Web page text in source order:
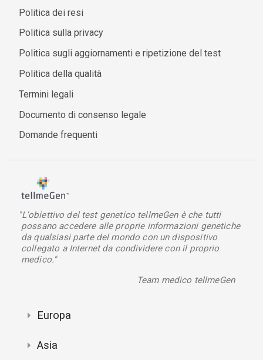
Politica dei resi
Politica sulla privacy
Politica sugli aggiornamenti e ripetizione del test
Politica della qualità
Termini legali
Documento di consenso legale
Domande frequenti
"L'obiettivo del test genetico tellmeGen è che tutti
possano accedere alle proprie informazioni genetiche
da qualsiasi parte del mondo con un dispositivo
collegato a Internet da condividere con il proprio
medico."
Team medico tellmeGen
Europa
Asia